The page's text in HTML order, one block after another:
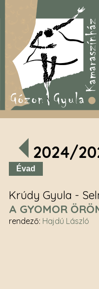
2024/
Évad
Krúdy Gyula -
A GYOMOR
rendező: Hajdú László